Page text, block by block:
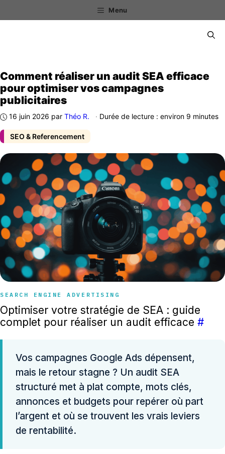
au
Menu
SEO & Referencement
Comment réaliser un audit SEA efficace
pour optimiser vos campagnes
publicitaires
16 juin 2026 par Théo R. · Durée de lecture : environ 9 minutes
SEARCH ENGINE ADVERTISING
Optimiser votre stratégie de SEA : guide
complet pour réaliser un audit efficace #
Vos campagnes Google Ads dépensent,
mais le retour stagne ? Un audit SEA
structuré met à plat compte, mots clés,
annonces et budgets pour repérer où part
l’argent et où se trouvent les vrais leviers
de rentabilité.